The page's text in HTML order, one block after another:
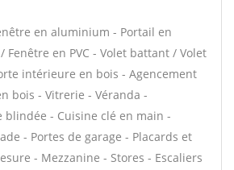
en aluminium - Portail en
en PVC - Volet battant / Volet
intérieure en bois - Agencement
bois - Vitrerie - Véranda -
blindée - Cuisine clé en main -
- Portes de garage - Placards et
- Mezzanine - Stores - Escaliers